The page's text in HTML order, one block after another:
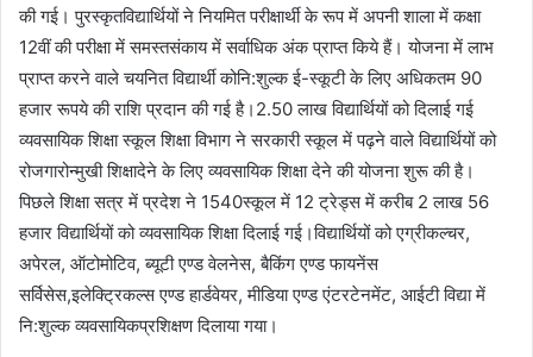
की गई। पुरस्कृतविद्यार्थियों ने नियमित परीक्षार्थी के रूप में अपनी शाला में कक्षा
12वीं की परीक्षा में समस्तसंकाय में सर्वाधिक अंक प्राप्त किये हैं। योजना में लाभ
प्राप्त करने वाले चयनित विद्यार्थी कोनि:शुल्क ई-स्कूटी के लिए अधिकतम 90
हजार रूपये की राशि प्रदान की गई है।2.50 लाख विद्यार्थियों को दिलाई गई
व्यवसायिक शिक्षा स्कूल शिक्षा विभाग ने सरकारी स्कूल में पढ़ने वाले विद्यार्थियों को
रोजगारोन्मुखी शिक्षादेने के लिए व्यवसायिक शिक्षा देने की योजना शुरू की है।
पिछले शिक्षा सत्र में प्रदेश ने 1540स्कूल में 12 ट्रेड्स में करीब 2 लाख 56
हजार विद्यार्थियों को व्यवसायिक शिक्षा दिलाई गई।विद्यार्थियों को एग्रीकल्चर,
अपेरल, ऑटोमोटिव, ब्यूटी एण्ड वेलनेस, बैकिंग एण्ड फायनेंस
सर्विसेस,इलेक्ट्रिकल्स एण्ड हार्डवेयर, मीडिया एण्ड एंटरटेनमेंट, आईटी विद्या में
नि:शुल्क व्यवसायिकप्रशिक्षण दिलाया गया।